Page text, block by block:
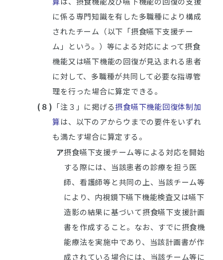
に係る専門知識を有した多職種により構成
されたチーム（以下「摂食嚥下支援チー
ム」という。）等による対応によって摂食
機能又は嚥下機能の回復が見込まれる患者
に対して、多職種が共同して必要な指導管
理を行った場合に算定できる。
(８) 「注３」に掲げる摂食嚥下機能回復体制加
算は、以下のアからウまでの要件をいずれ
も満たす場合に算定する。
ア摂食嚥下支援チーム等による対応を開始
する際には、当該患者の診療を担う医
師、看護師等と共同の上、当該チーム等
により、内視鏡下嚥下機能検査又は嚥下
造影の結果に基づいて摂食嚥下支援計画
書を作成すること。なお、すでに摂食機
能療法を実施中であり、当該計画書が作
成されている場合には、当該チーム等に